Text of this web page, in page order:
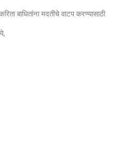
बाधितांना मदतीचे वाटप करण्यासाठी